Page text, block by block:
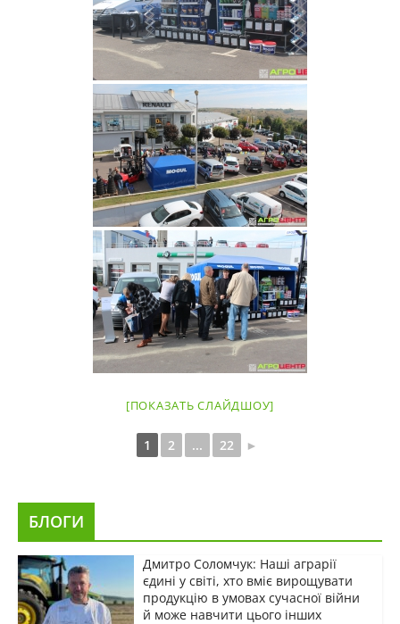
[ПОКАЗАТЬ СЛАЙДШОУ]
1 2 ... 22 ►
БЛОГИ
Дмитро Соломчук: Наші аграрії
єдині у світі, хто вміє вирощувати
продукцію в умовах сучасної війни
й може навчити цього інших